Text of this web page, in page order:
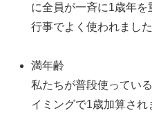
に全員が一斉に1歳年
行事でよく使われました
満年齢
私たちが普段使ってい
イミングで1歳加算され